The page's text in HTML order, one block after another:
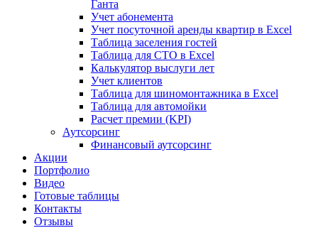
Ганта
Учет абонемента
Учет посуточной аренды квартир в Excel
Таблица заселения гостей
Таблица для СТО в Excel
Калькулятор выслуги лет
Учет клиентов
Таблица для шиномонтажника в Excel
Таблица для автомойки
Расчет премии (KPI)
Аутсорсинг
Финансовый аутсорсинг
Акции
Портфолио
Видео
Готовые таблицы
Контакты
Отзывы